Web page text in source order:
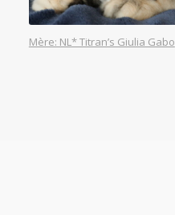
Mère: NL* Titran’s Giulia Gabo